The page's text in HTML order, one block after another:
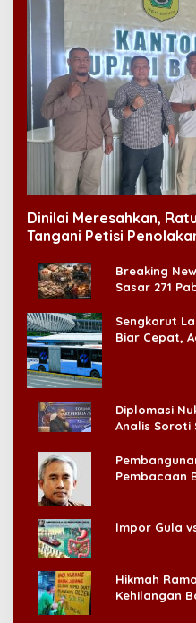
Dinilai Meresahkan,
Tangani Petisi
Breaking
Sasar 271
Sengkarut
Biar Cepat,
Diplomasi
Analis Soroti
Pembacaan
Impor Gula
Hikmah
Kehilangan